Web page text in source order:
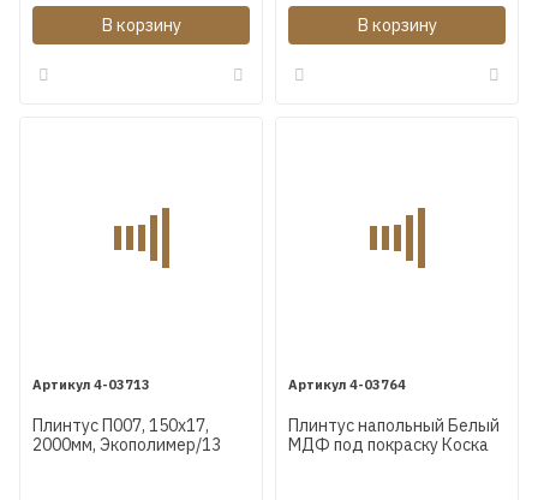
В корзину В корзину
4-03713
Плинтус П007, 150х17,
2000мм, Экополимер/13
4-03764
Плинтус напольный Белый
МДФ под покраску Коска